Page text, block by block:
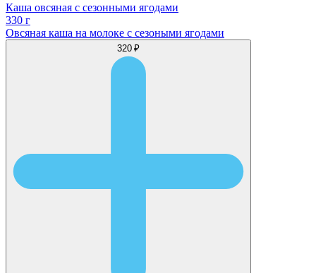
Каша овсяная с сезонными ягодами
330 г
Овсяная каша на молоке с сезоными ягодами
320 ₽